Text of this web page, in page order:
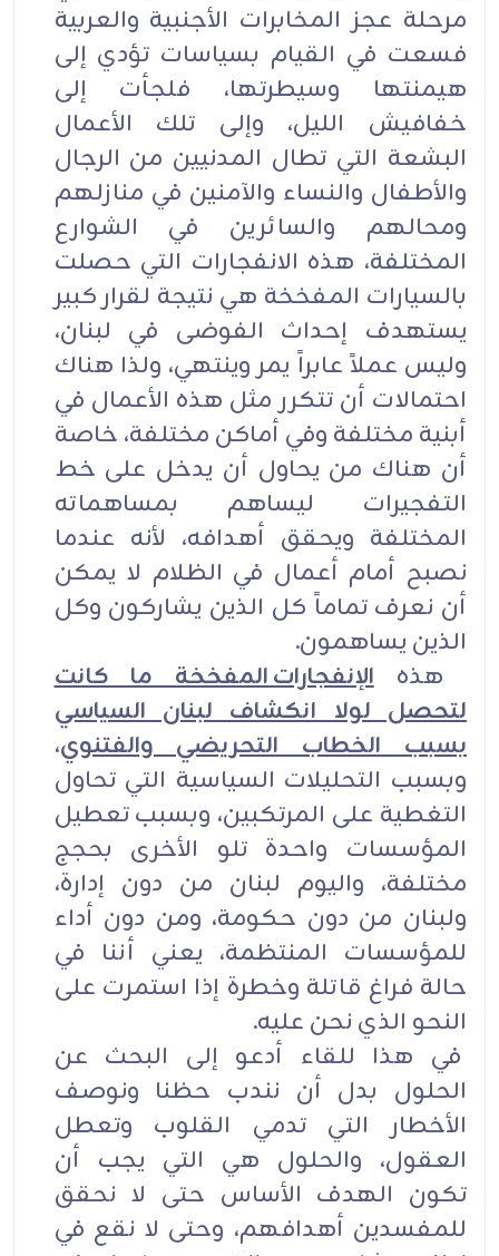
مرحلة عجز المخابرات الأجنبية والعربية
فسعت في القيام بسياسات تؤدي إلى
هيمنتها وسيطرتها، فلجأت إلى
خفافيش الليل، وإلى تلك الأعمال
البشعة التي تطال المدنيين من الرجال
والأطفال والنساء والآمنين في منازلهم
ومحالهم والسائرين في الشوارع
المختلفة، هذه الانفجارات التي حصلت
بالسيارات المفخخة هي نتيجة لقرار كبير
يستهدف إحداث الفوضى في لبنان،
وليس عملاً عابراً يمر وينتهي، ولذا هناك
احتمالات أن تتكرر مثل هذه الأعمال في
أبنية مختلفة وفي أماكن مختلفة، خاصة
أن هناك من يحاول أن يدخل على خط
التفجيرات ليساهم بمساهماته
المختلفة ويحقق أهدافه، لأنه عندما
نصبح أمام أعمال في الظلام لا يمكن
أن نعرف تماماً كل الذين يشاركون وكل
الذين يساهمون.
هذهالإنفجارات المفخخة ما كانت
لتحصل لولا انكشاف لبنان السياسي
بسبب الخطاب التحريضي والفتنوي،
وبسبب التحليلات السياسية التي تحاول
التغطية على المرتكبين، وبسبب تعطيل
المؤسسات واحدة تلو الأخرى بحجج
مختلفة، واليوم لبنان من دون إدارة،
ولبنان من دون حكومة، ومن دون أداء
للمؤسسات المنتظمة، يعني أننا في
حالة فراغ قاتلة وخطرة إذا استمرت على
النحو الذي نحن عليه.
في هذا للقاء أدعو إلى البحث عن
الحلول بدل أن نندب حظنا ونوصف
الأخطار التي تدمي القلوب وتعطل
العقول، والحلول هي التي يجب أن
تكون الهدف الأساس حتى لا نحقق
للمفسدين أهدافهم، وحتى لا نقع في